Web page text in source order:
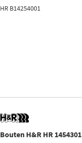
HR B14254001
Bouten H&R HR 1454301